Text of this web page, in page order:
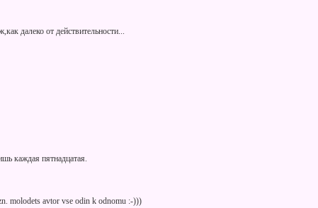
далеко от действительности...
каждая пятнадцатая.
molodets avtor vse odin k odnomu :-)))